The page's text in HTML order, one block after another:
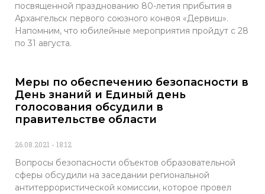
посвященной празднованию 80-летия прибытия в
Архангельск первого союзного конвоя «Дервиш».
Напомним, что юбилейные мероприятия пройдут с 28
по 31 августа.
Меры по обеспечению безопасности в
День знаний и Единый день
голосования обсудили в
правительстве области
26.08.2021 18:12
Вопросы безопасности объектов образовательной
сферы обсудили на заседании региональной
антитеррористической комиссии, которое провел